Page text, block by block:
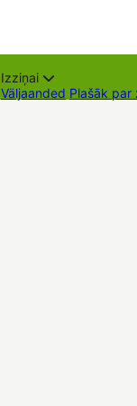
Izziņai
Väljaanded Plašāk par